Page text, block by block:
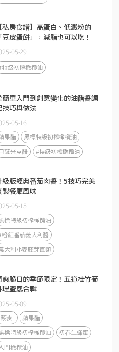
【私房食譜】高蛋白、低澱粉的
「豆皮蛋餅」，減脂也可以吃！
05-29
特級初榨橄欖油
簡單入門到創意變化的油醋醬調
技巧與做法
05-16
果醋
黑標特級初榨橄欖油
薩米克醋
#特級初榨橄欖油
級版經典番茄肉醬！5技巧完美
製餐廳風味
05-15
標特級初榨橄欖油
粉紅番茄義大利醬
大利小麥胚芽直麵
爽脆口的季節限定！五道桂竹筍
理靈感合輯
05-09
藜麥
蘋果醋
標特級初榨橄欖油
初春生蜂蜜
門橄欖油